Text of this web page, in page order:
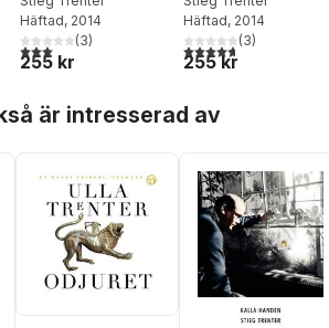
antal röster:
Häftad, 2014
3,0utav 5 stjärnor. Totalt antal röster:
(3)
255 kr
Häftad, 2014
4,7utav 5 stjärnor.
(3)
255 kr
är intresserad av